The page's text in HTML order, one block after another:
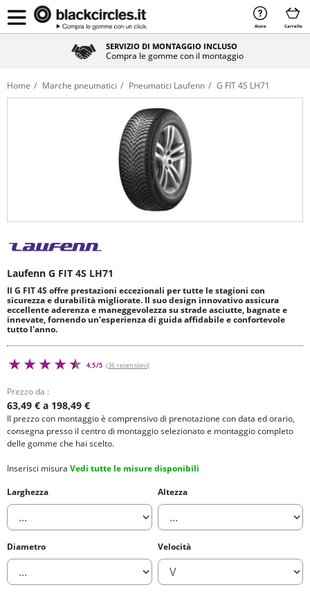
Aiuto Carrello
SERVIZIO DI MONTAGGIO INCLUSO
Compra le gomme con il montaggio
Home Marche pneumatici Pneumatici Laufenn G FIT 4S LH71
Laufenn G FIT 4S LH71
Il G FIT 4S offre prestazioni eccezionali per tutte le stagioni con
sicurezza e durabilità migliorate. Il suo design innovativo assicura
eccellente aderenza e maneggevolezza su strade asciutte, bagnate e
innevate, fornendo un'esperienza di guida affidabile e confortevole
tutto l'anno.
4,5/5 (36 recensioni)
Prezzo da :
63,49 € a 198,49 €
Il prezzo con montaggio è comprensivo di prenotazione con data ed orario,
consegna presso il centro di montaggio selezionato e montaggio completo
delle gomme che hai scelto.
Inserisci misura Vedi tutte le misure disponibili
Larghezza
Altezza
Diametro Velocità